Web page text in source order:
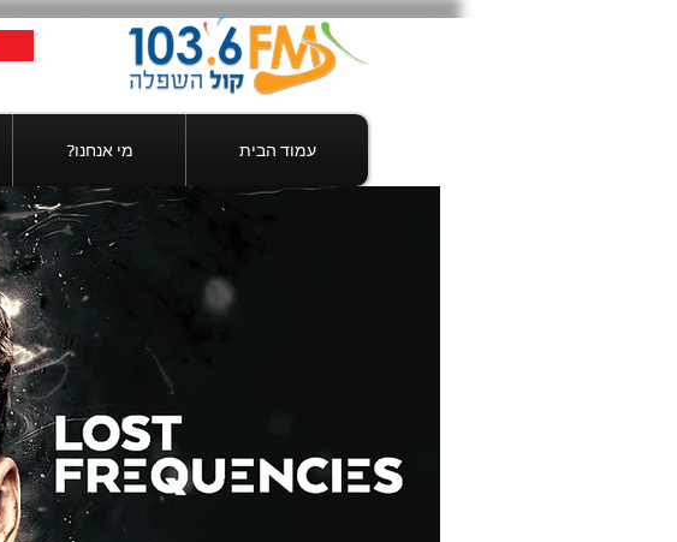
?מי אנחנו עמוד הבית